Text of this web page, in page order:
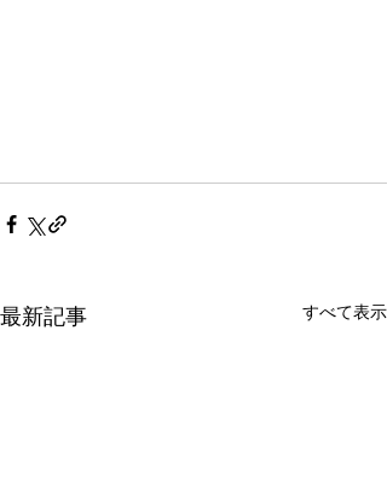
最新記事 すべて表示